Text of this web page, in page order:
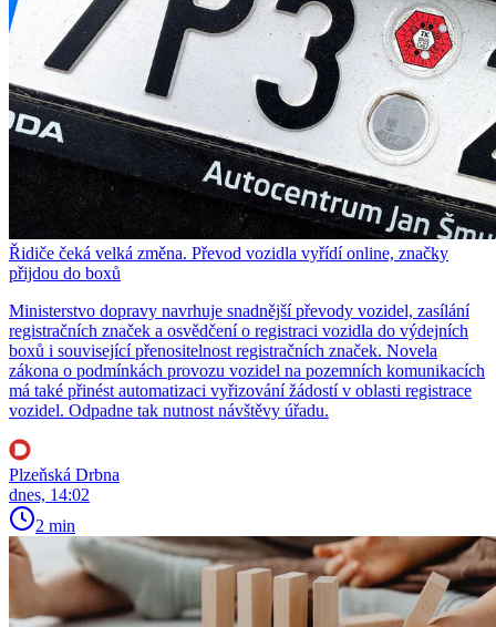
Řidiče čeká velká změna. Převod vozidla vyřídí online, značky
přijdou do boxů
Ministerstvo dopravy navrhuje snadnější převody vozidel, zasílání
registračních značek a osvědčení o registraci vozidla do výdejních
boxů i související přenositelnost registračních značek. Novela
zákona o podmínkách provozu vozidel na pozemních komunikacích
má také přinést automatizaci vyřizování žádostí v oblasti registrace
vozidel. Odpadne tak nutnost návštěvy úřadu.
Plzeňská Drbna
dnes, 14:02
2 min